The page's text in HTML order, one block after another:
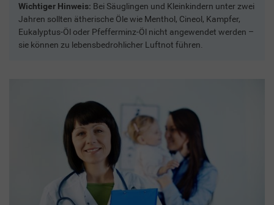
Wichtiger Hinweis: Bei Säuglingen und Kleinkindern unter zwei
Jahren sollten ätherische Öle wie Menthol, Cineol, Kampfer,
Eukalyptus-Öl oder Pfefferminz-Öl nicht angewendet werden –
sie können zu lebensbedrohlicher Luftnot führen.